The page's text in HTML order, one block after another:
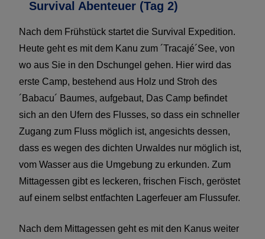
Survival Abenteuer (Tag 2)
Nach dem Frühstück startet die Survival Expedition.
Heute geht es mit dem Kanu zum ´Tracajé´See, von
wo aus Sie in den Dschungel gehen. Hier wird das
erste Camp, bestehend aus Holz und Stroh des
´Babacu´ Baumes, aufgebaut, Das Camp befindet
sich an den Ufern des Flusses, so dass ein schneller
Zugang zum Fluss möglich ist, angesichts dessen,
dass es wegen des dichten Urwaldes nur möglich ist,
vom Wasser aus die Umgebung zu erkunden. Zum
Mittagessen gibt es leckeren, frischen Fisch, geröstet
auf einem selbst entfachten Lagerfeuer am Flussufer.
Nach dem Mittagessen geht es mit den Kanus weiter